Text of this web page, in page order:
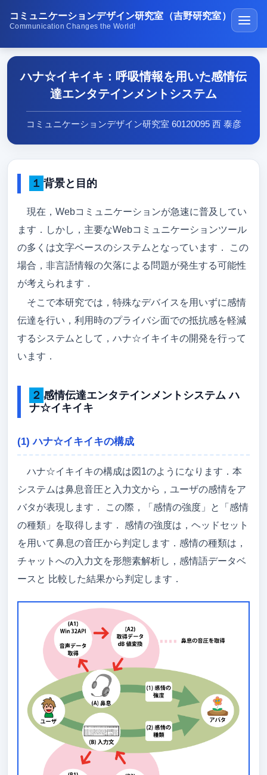
コミュニケーションデザイン研究室（吉野研究室）
Communication Changes the World!
ホーム
講義・演習
公開ソフトウェア
研究室の生活
メディア紹介
在校生･受験生･高専生へ
研究成果
アクセス
卒論/修論（メンバーのみ）
就職先
ゼミ旅行
吉野研ブログ
吉野先生のブログ
ハナ☆イキイキ：呼吸情報を用いた感情伝
達エンタテインメントシステム
コミュニケーションデザイン研究室 60120095 西 泰彦
１背景と目的
現在，Webコミュニケーションが急速に普及してい
ます．しかし，主要なWebコミュニケーションツール
の多くは文字ベースのシステムとなっています． この
場合，非言語情報の欠落による問題が発生する可能性
が考えられます．
そこで本研究では，特殊なデバイスを用いずに感情
伝達を行い，利用時のプライバシ面での抵抗感を軽減
するシステムとして，ハナ☆イキイキの開発を行って
います．
２感情伝達エンタテインメントシステム ハ
ナ☆イキイキ
(1) ハナ☆イキイキの構成
ハナ☆イキイキの構成は図1のようになります．本
システムは鼻息音圧と入力文から，ユーザの感情をア
バタが表現します． この際，「感情の強度」と「感情
の種類」を取得します． 感情の強度は，ヘッドセット
を用いて鼻息の音圧から判定します．感情の種類は，
チャットへの入力文を形態素解析し，感情語データベ
ースと 比較した結果から判定します．